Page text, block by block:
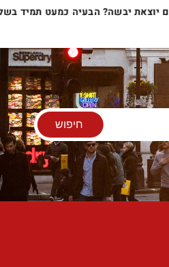
יוצאת יבשה? הבעיה כמעט תמיד